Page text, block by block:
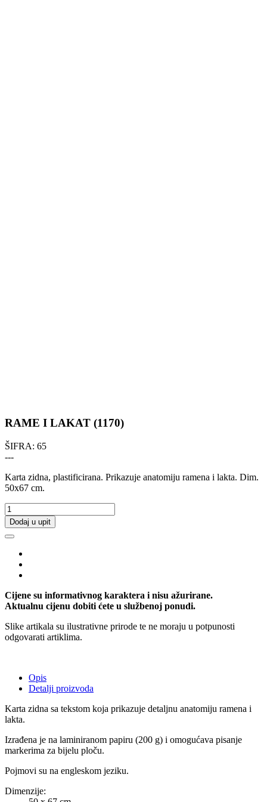
RAME I LAKAT (1170)
ŠIFRA: 65
---
Karta zidna, plastificirana. Prikazuje anatomiju ramena i lakta. Dim.
50x67 cm.
Dodaj u upit
Cijene su informativnog karaktera i nisu ažurirane.
Aktualnu cijenu dobiti ćete u službenoj ponudi.
Slike artikala su ilustrativne prirode te ne moraju u potpunosti
odgovarati artiklima.
Opis
Detalji proizvoda
Karta zidna sa tekstom koja prikazuje detaljnu anatomiju ramena i
lakta.
Izrađena je na laminiranom papiru (200 g) i omogućava pisanje
markerima za bijelu ploču.
Pojmovi su na engleskom jeziku.
Dimenzije: